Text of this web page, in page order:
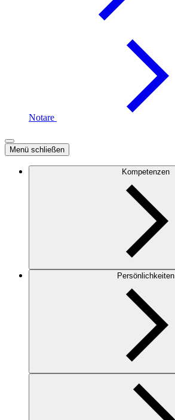
Notare
Menü schließen
Kompetenzen
Persönlichkeiten